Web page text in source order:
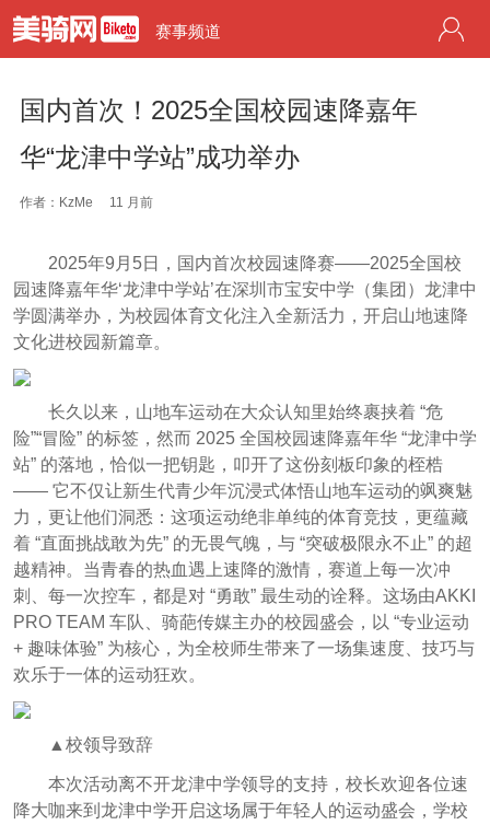
赛事频道
国内首次！2025全国校园速降嘉年
华“龙津中学站”成功举办
作者：KzMe 11 月前
2025年9月5日，国内首次校园速降赛——2025全国校
园速降嘉年华‘龙津中学站’在深圳市宝安中学（集团）龙津中
学圆满举办，为校园体育文化注入全新活力，开启山地速降
文化进校园新篇章。
长久以来，山地车运动在大众认知里始终裹挟着 “危
险”“冒险” 的标签，然而 2025 全国校园速降嘉年华 “龙津中学
站” 的落地，恰似一把钥匙，叩开了这份刻板印象的桎梏
—— 它不仅让新生代青少年沉浸式体悟山地车运动的飒爽魅
力，更让他们洞悉：这项运动绝非单纯的体育竞技，更蕴藏
着 “直面挑战敢为先” 的无畏气魄，与 “突破极限永不止” 的超
越精神。当青春的热血遇上速降的激情，赛道上每一次冲
刺、每一次控车，都是对 “勇敢” 最生动的诠释。 这场由AKKI
PRO TEAM 车队、骑葩传媒主办的校园盛会，以 “专业运动
+ 趣味体验” 为核心，为全校师生带来了一场集速度、技巧与
欢乐于一体的运动狂欢。
▲校领导致辞
本次活动离不开龙津中学领导的支持，校长欢迎各位速
降大咖来到龙津中学开启这场属于年轻人的运动盛会，学校